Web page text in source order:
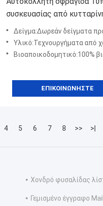
συσκευασίας από
Βιώσιμη συσκευασία Χωρίς
πλαστικό βιοδιασπώμενο
Δείγμα:Δωρεάν δείγματα προσφέρονται, για εξατομικευμένα δείγματα, 7-10
Υλικό:Τεχνουργήματα από
Βιοαποικοδομητικό:100%
ΕΠΙΚΟΙΝΩΝΉΣΤΕ
4 5 6 7 8 >> >|
Χονδρό φυσαλίδας
Γεμισμένο έγγραφο